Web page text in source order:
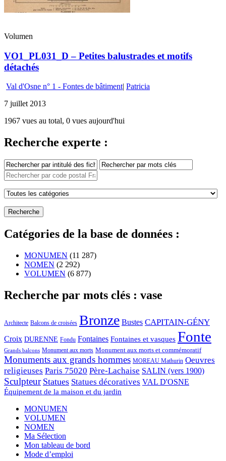
Volumen
VO1_PL031_D – Petites balustrades et motifs
détachés
Val d'Osne n° 1 - Fontes de bâtiment| Patricia
7 juillet 2013
1967 vues au total, 0 vues aujourd'hui
Recherche experte :
Catégories de la base de données :
MONUMEN (11 287)
NOMEN (2 292)
VOLUMEN (6 877)
Recherche par mots clés : vase
Architecte Balcons de croisées Bronze Bustes CAPITAIN-GÉNY
Croix DURENNE Fondu Fontaines Fontaines et vasques Fonte
Grands balcons Monument aux morts Monument aux morts et commémoratif
Monuments aux grands hommes MOREAU Mathurin Oeuvres
religieuses Paris 75020 Père-Lachaise SALIN (vers 1900)
Sculpteur Statues Statues décoratives VAL D'OSNE
Équipement de la maison et du jardin
MONUMEN
VOLUMEN
NOMEN
Ma Sélection
Mon tableau de bord
Mode d’emploi